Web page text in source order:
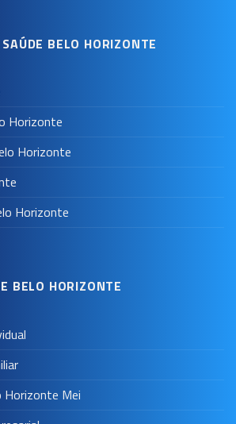
BELO HORIZONTE
Horizonte
Horizonte
Horizonte
BELO HORIZONTE
Horizonte Mei